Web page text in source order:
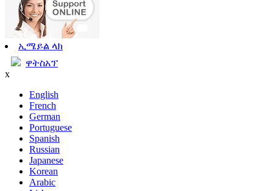
ኢሜይል ላክ
ዋትስአፕ
x
English
French
German
Portuguese
Spanish
Russian
Japanese
Korean
Arabic